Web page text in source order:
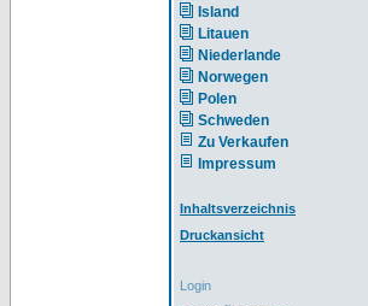
Island
Litauen
Niederlande
Norwegen
Polen
Schweden
Zu Verkaufen
Impressum
Inhaltsverzeichnis
Druckansicht
Login